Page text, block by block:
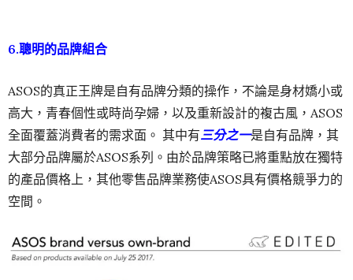
6.聰明的品牌組合
ASOS的真正王牌是自有品牌分類的操作，不論是身材嬌小或
高大，青春個性或時尚孕婦，以及重新設計的複古風，ASOS
全面覆蓋消費者的需求面。 其中有三分之一是自有品牌，其
大部分品牌屬於ASOS系列。由於品牌策略已將重點放在獨特
的產品價格上，其他零售品牌業務使ASOS具有價格競爭力的
空間。